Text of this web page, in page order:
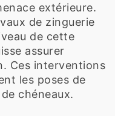
extérieure.
de zinguerie
de cette
assurer
Ces interventions
les poses de
chéneaux.